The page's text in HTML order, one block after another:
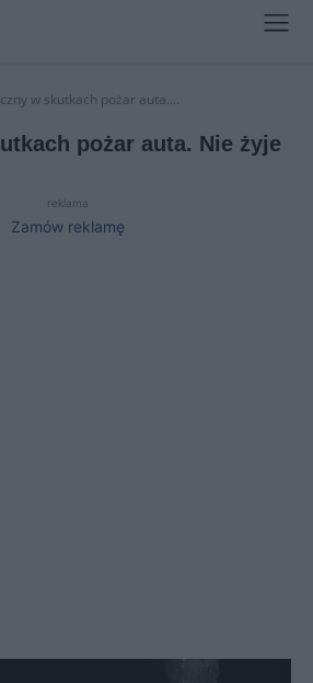
w skutkach pożar auta....
pożar auta. Nie żyje
reklama
Zamów reklamę